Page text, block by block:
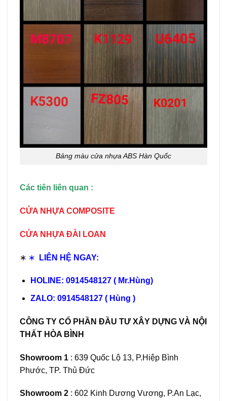
Bảng màu cửa nhựa ABS Hàn Quốc
Các tiên liên quan :
CỬA NHỰA COMPOSITE
CỬA NHỰA ĐÀI LOAN
∗ ∗ LIÊN HỆ NGAY:
HOLINE: 0914548127 ( Mr.Hùng)
ZALO: 0914548127 ( Hùng )
CÔNG TY CỔ PHẦN ĐẦU TƯ XÂY DỰNG VÀ NỘI
THẤT HÒA BÌNH
Showroom 1 : 639 Quốc Lộ 13, P.Hiệp Bình
Phước, TP. Thủ Đức
Showroom 2 : 602 Kinh Dương Vương, P.An Lạc,